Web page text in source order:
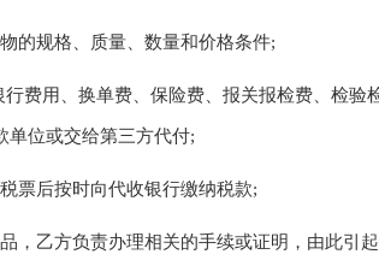
规格、质量、数量和价格条件;
用、换单费、保险费、报关报检费、检验检
单位或交给第三方代付;
后按时向代收银行缴纳税款;
乙方负责办理相关的手续或证明，由此引